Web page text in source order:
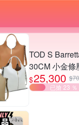
TOD S
30CM 小金條
牛皮手提/肩背
包-多色可選
$25,300
已搶 23 ％